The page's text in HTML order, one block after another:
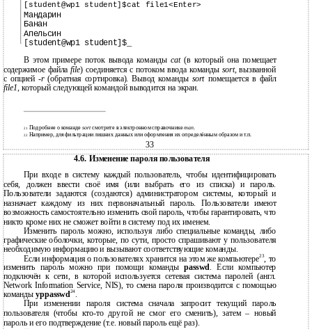
[student@wp1 student]$cat file1<Enter>
Мандарин
Банан
Апельсин
[student@wp1 student]$_
В этом примере поток вывода командыcat(в который она помещает
содержимое файлаfile) соединяется с потоком ввода команды sort,вызванной
с опцией -r (обратная сортировка). Вывод команды sort помещается в файл
file1, который следующей командой выводится на экран.
21 Подробнее о команде sortсмотрите в электронном справочникеman.
22 Например, для фильтрации лишних данных или оформления их определённым образом и т.п.
33
4.6. Изменение пароля пользователя
При входе в систему каждый пользователь, чтобы идентифицировать
себя, должен ввести своё имя (или выбрать его из списка) и пароль.
Пользователи задаются (создаются) администратором системы, который и
назначает каждому из них первоначальный пароль. Пользователи имеют
возможность самостоятельно изменить свой пароль, чтобы гарантировать, что
никто кроме них не сможет войти в систему под их именем.
Изменить пароль можно, используя либо специальные команды, либо
графические оболочки, которые, по сути, просто спрашивают у пользователя
необходимую информацию и вызывают соответствующие команды.
Если информация о пользователях хранится на этом же компьютере23, то
изменить пароль можно при помощи командыpasswd. Если компьютер
подключён к сети, в которой используется сетевая система паролей (англ.
Network Information Service, NIS), то смена пароля производится с помощью
командыyppasswd24.
При изменении пароля система сначала запросит текущий пароль
пользователя (чтобы кто-то другой не смог его сменить), затем – новый
пароль и его подтверждение (т.е. новый пароль ещё раз).